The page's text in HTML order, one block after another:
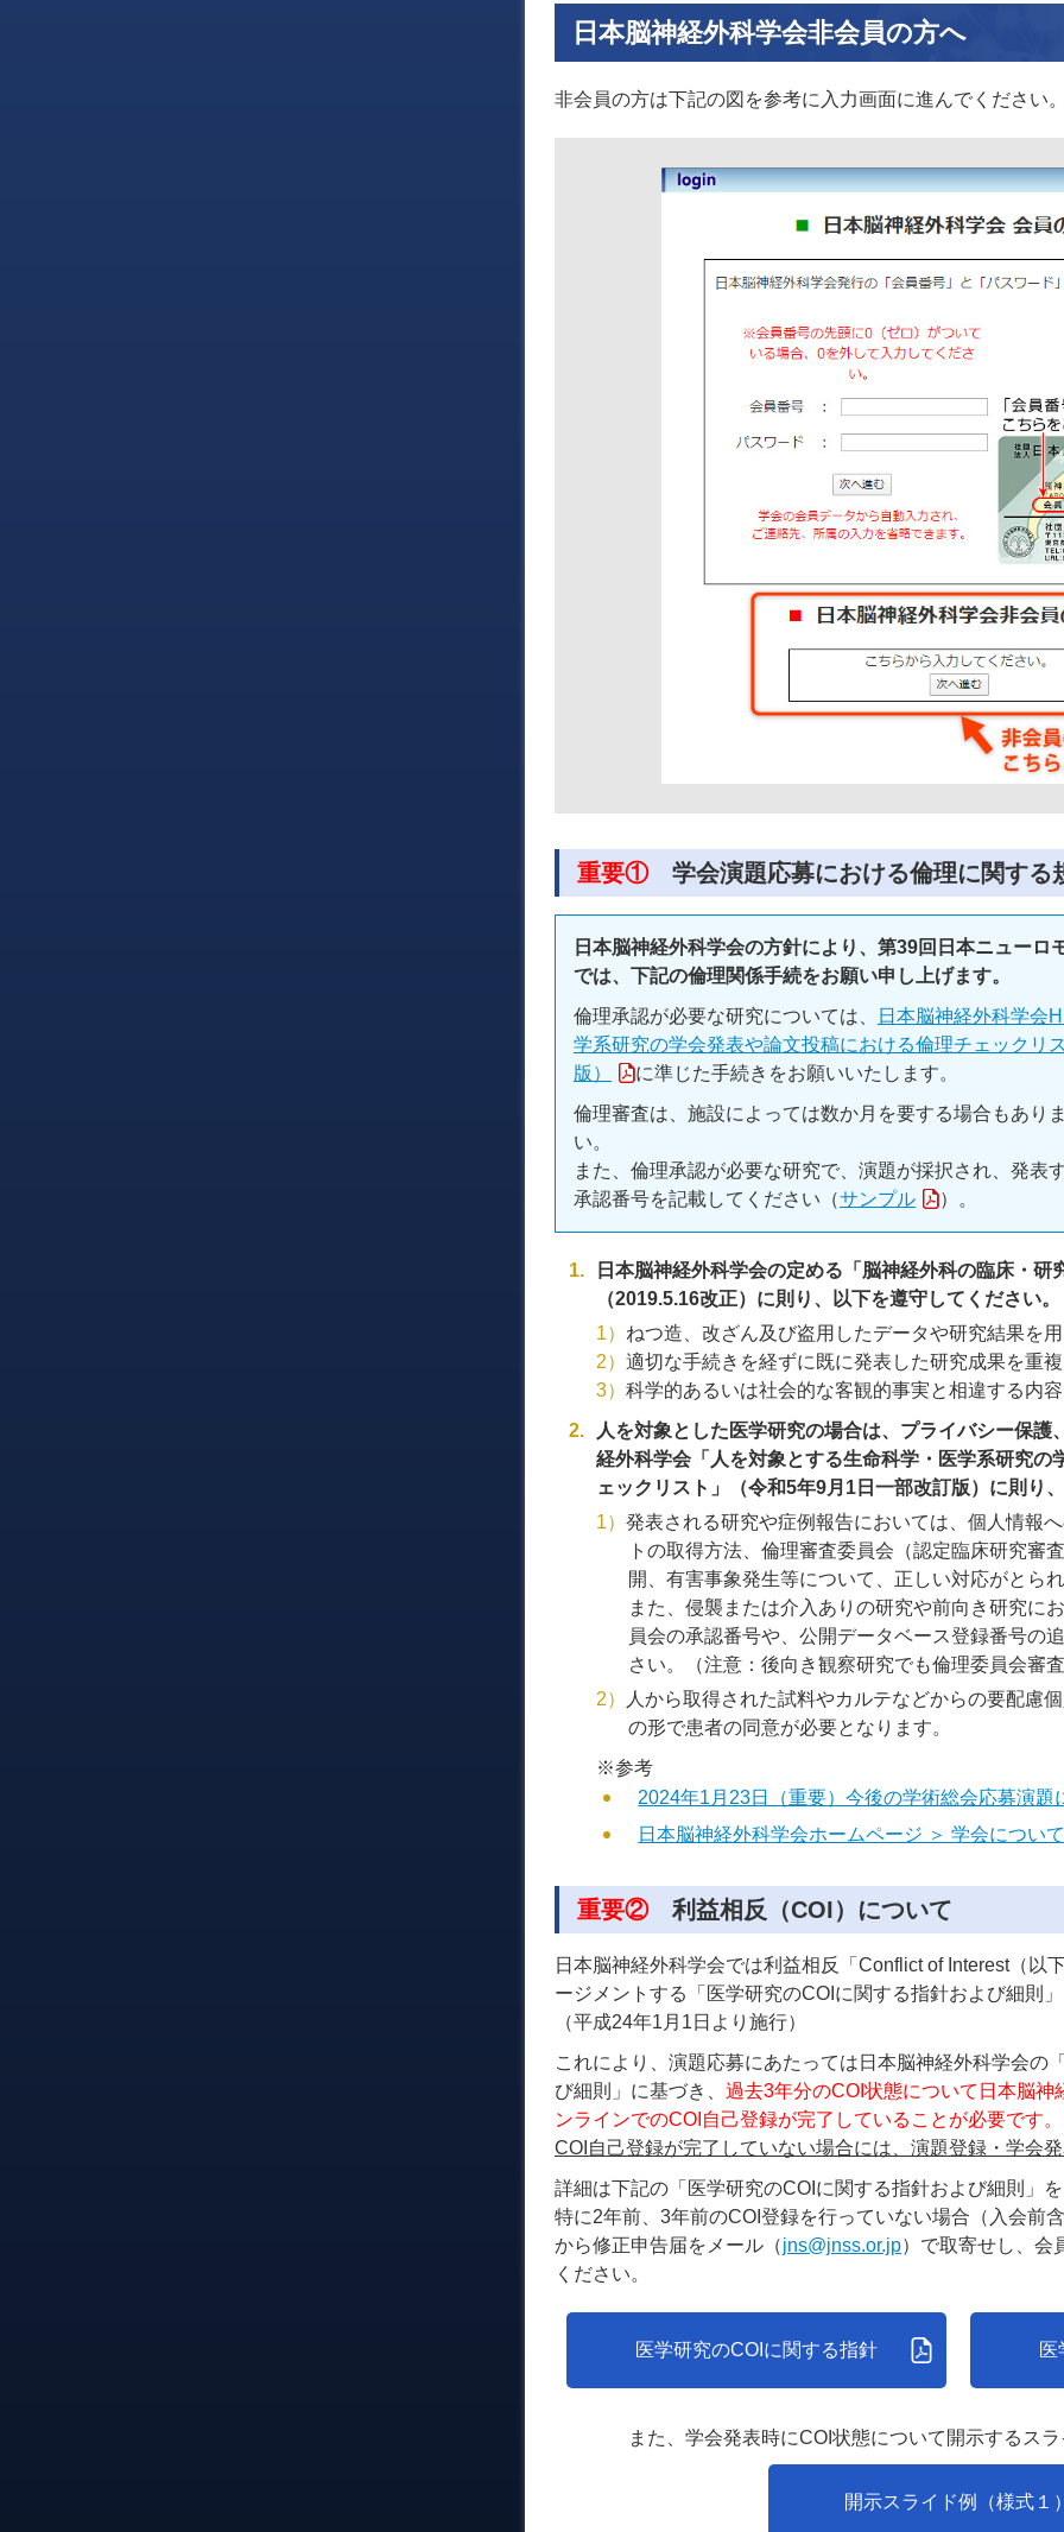
日本脳神経外科学会非会員の方へ
非会員の方は下記の図を参考に入力画面に進んでください
重要①学会演題応募における倫理に関する
日本脳神経外科学会の方針により、第39回日本ニューロ
では、下記の倫理関係手続をお願い申し上げます。
倫理承認が必要な研究については、
日本脳神経外科学会
学系研究の学会発表や論文投稿における倫理チェックリ
版）
に準じた手続きをお願いいたします。
倫理審査は、施設によっては数か月を要する場合もあり
い。
また、倫理承認が必要な研究で、演題が採択され、発表
承認番号を記載してください（サンプル ）。
日本脳神経外科学会の定める「脳神経外科の臨床・研
（2019.5.16改正）に則り、以下を遵守してください。
1） ねつ造、改ざん及び盗用したデータや研究結果を
2）適切な手続きを経ずに既に発表した研究成果を重
3）科学的あるいは社会的な客観的事実と相違する内
人を対象とした医学研究の場合は、プライバシー保
経外科学会「人を対象とする生命科学・医学系研究の
ェックリスト」（令和5年9月1日一部改訂版）に則り
1）発表される研究や症例報告においては、個人情報
トの取得方法、倫理審査委員会（認定臨床研究審
開、有害事象発生等について、正しい対応がとら
また、侵襲または介入ありの研究や前向き研究に
員会の承認番号や、公開データベース登録番号の
さい。（注意：後向き観察研究でも倫理委員会審
2）
人から取得された試料やカルテなどからの要配慮
の形で患者の同意が必要となります。
※参考
2024年1月23日（重要）今後の学術総会応募演題
日本脳神経外科学会ホームページ ＞ 学会につい
重要②利益相反（COI）について
日本脳神経外科学会では利益相反「Conflict of Interest（以
ージメントする「医学研究のCOIに関する指針および細則
（平成24年1月1日より施行）
これにより、演題応募にあたっては日本脳神経外科学会の
び細則」に基づき、 過去3年分のCOI状態について日本脳
ンラインでのCOI自己登録が完了していることが必要です。
COI自己登録が完了していない場合には、演題登録・学会
詳細は下記の「医学研究のCOIに関する指針および細則」
特に2年前、3年前のCOI登録を行っていない場合（入会前
から修正申告届をメール（jns@jnss.or.jp）で取寄せし、会
ください。
医学研究のCOIに関する指針 医
また、学会発表時にCOI状態について開示するス
開示スライド例（様式１